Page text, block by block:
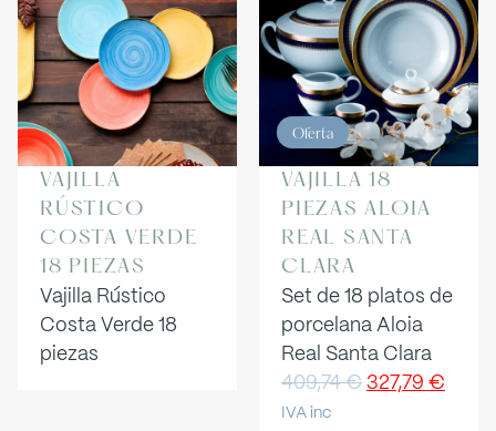
VAJILLA
RÚSTICO
COSTA VERDE
18 PIEZAS
Vajilla Rústico
Costa Verde 18
piezas
Oferta
VAJILLA 18
PIEZAS ALOIA
REAL SANTA
CLARA
Set de 18 platos de
porcelana Aloia
Real Santa Clara
409,74€327,79 €
IVA inc